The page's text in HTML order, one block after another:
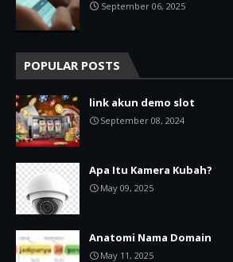
September 06, 2025
POPULAR POSTS
link akun demo slot
September 08, 2024
Apa Itu Kamera Kubah?
May 09, 2025
Anatomi Nama Domain
May 11, 2025